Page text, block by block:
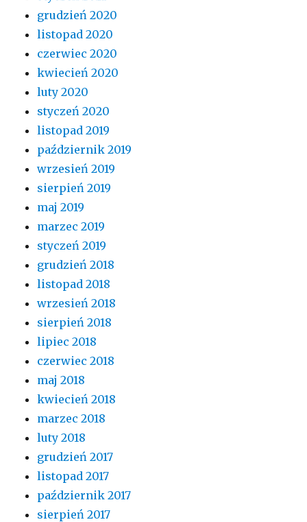
grudzień 2020
listopad 2020
czerwiec 2020
kwiecień 2020
luty 2020
styczeń 2020
listopad 2019
październik 2019
wrzesień 2019
sierpień 2019
maj 2019
marzec 2019
styczeń 2019
grudzień 2018
listopad 2018
wrzesień 2018
sierpień 2018
lipiec 2018
czerwiec 2018
maj 2018
kwiecień 2018
marzec 2018
luty 2018
grudzień 2017
listopad 2017
październik 2017
sierpień 2017